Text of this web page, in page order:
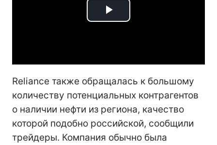
Play
Reliance также обращалась к большому
количеству потенциальных контрагентов
о наличии нефти из региона, качество
которой подобно российской, сообщили
трейдеры. Компания обычно была